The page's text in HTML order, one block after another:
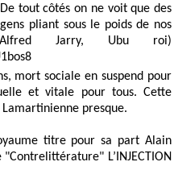
tout côtés on ne voit que des
pliant sous le poids de nos
Jarry, Ubu roi)
mort sociale en suspend pour
et vitale pour tous. Cette
presque.
titre pour sa part Alain
L’INJECTION